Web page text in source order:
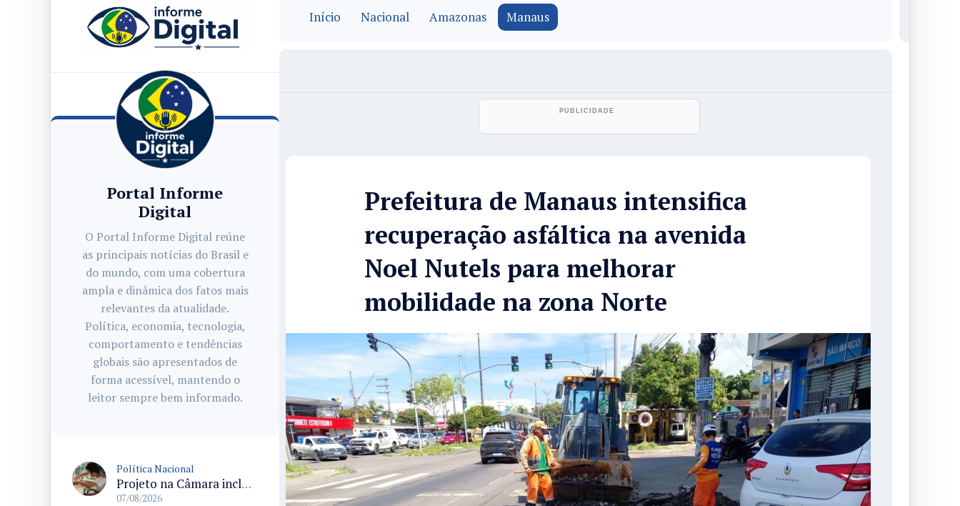
Portal Informe
Digital
O Portal Informe Digital reúne
as principais notícias do Brasil e
do mundo, com uma cobertura
ampla e dinâmica dos fatos mais
relevantes da atualidade.
Política, economia, tecnologia,
comportamento e tendências
globais são apresentados de
forma acessível, mantendo o
leitor sempre bem informado.
Política Nacional
Projeto na Câmara inclui estudantes com deficiência no regime escolar especial da LDB e estabelece critérios para frequência
07/08/2026
Início Nacional Amazonas Manaus
Prefeitura de Manaus intensifica
recuperação asfáltica na avenida
Noel Nutels para melhorar
mobilidade na zona Norte